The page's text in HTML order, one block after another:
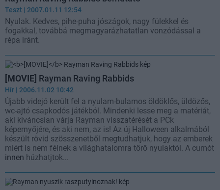
Teszt | 2007.01.11 12:54
Nyulak. Kedves, pihe-puha jószágok, nagy fülekkel és
fogakkal, továbbá megmagyarázhatatlan vonzódással a
répa iránt.
[MOVIE] Rayman Raving Rabbids
Hír | 2006.11.02 10:42
Újabb videjó került fel a nyulam-bulamos öldöklős, üldözős,
wc-ajtó csapkodós játékból. Mindenki lesse meg a matériát,
aki kiváncsian várja Rayman visszatérését a PCk
képernyőjére, és aki nem, az is! Az új Halloween alkalmából
készült rövid szösszenetből megtudhatjuk, hogy az emberek
miért is nem félnek a világhatalomra törő nyulaktól. A cumót
innen húzhatjtok...